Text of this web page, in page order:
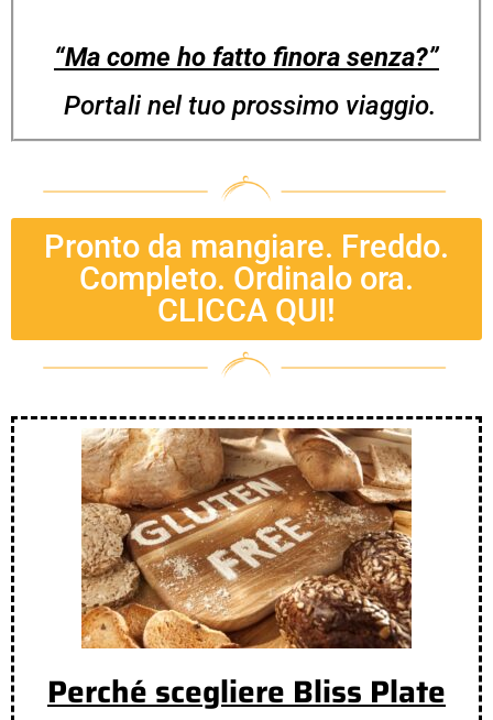
“Ma come ho fatto finora senza?”
Portali nel tuo prossimo viaggio.
Pronto da mangiare. Freddo.
Completo. Ordinalo ora.
CLICCA QUI!
Perché scegliere Bliss Plate